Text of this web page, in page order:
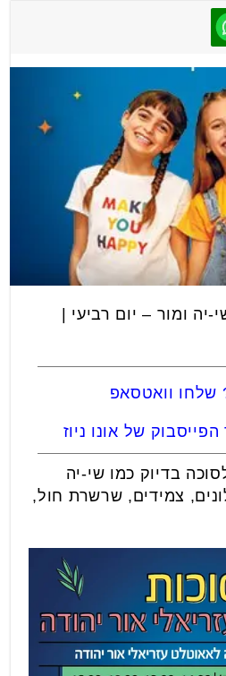
ומור – יום רביעי |
שלחו וואטסאפ
של אונו ניוז
בדיוק כמו שי-יה
צמידים, שרשרת חול,